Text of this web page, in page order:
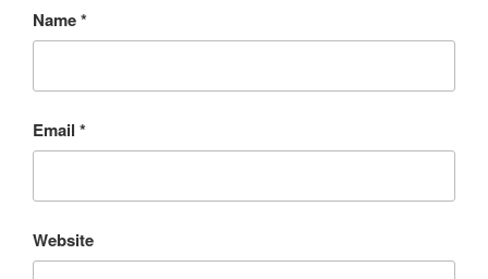
Name*
Email *
Website